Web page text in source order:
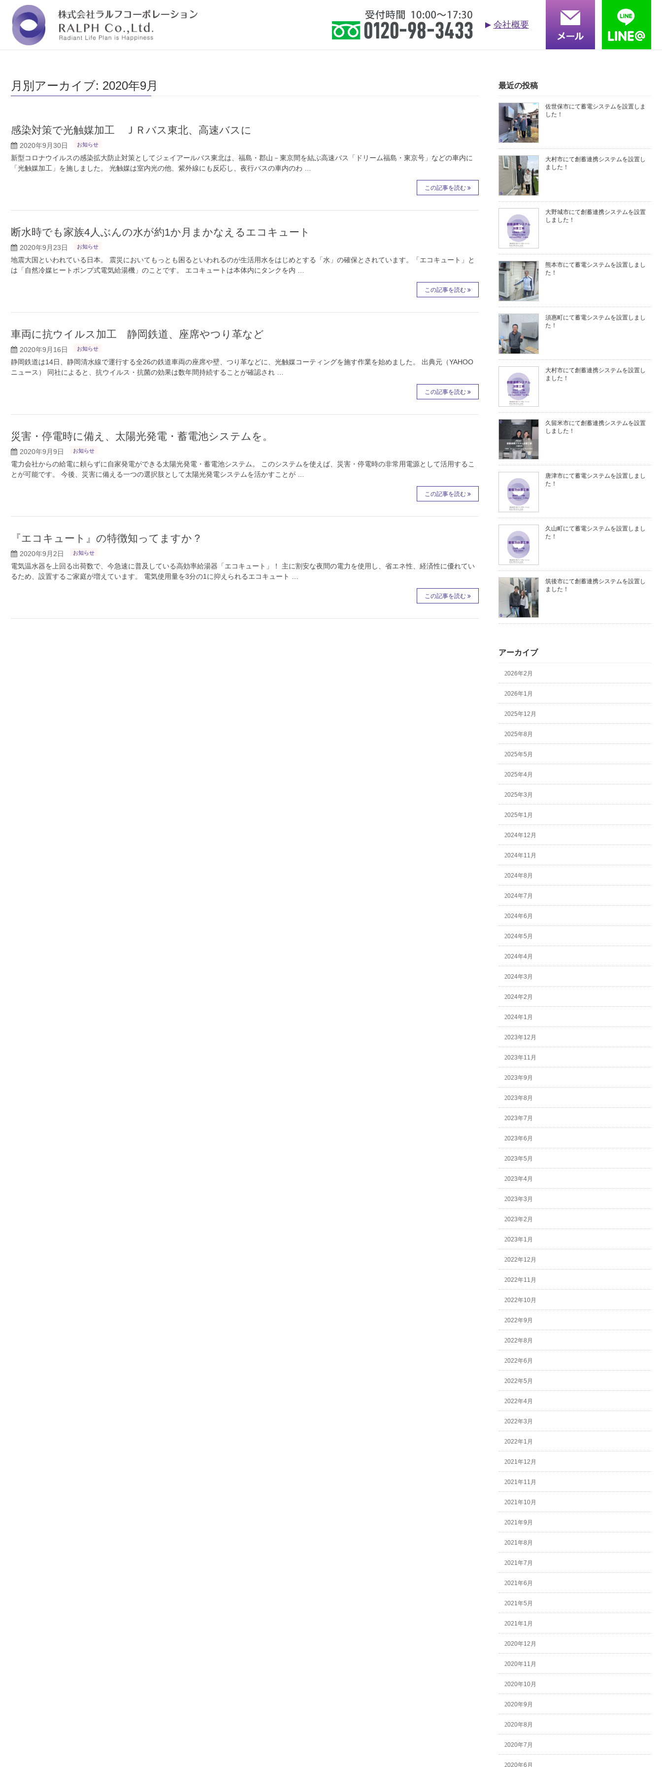
会社概要
月別アーカイブ: 2020年9月
感染対策で光触媒加工 ＪＲバス東北、高速バスに
2020年9月30日 お知らせ
新型コロナウイルスの感染拡大防止対策としてジェイアールバス東北は、福島・郡山－東京間を結ぶ高速バス「ドリーム福島・東京号」などの車内に
「光触媒加工」を施しました。 光触媒は室内光の他、紫外線にも反応し、夜行バスの車内のわ …
この記事を読む
断水時でも家族4人ぶんの水が約1か月まかなえるエコキュート
2020年9月23日 お知らせ
地震大国といわれている日本。 震災においてもっとも困るといわれるのが生活用水をはじめとする「水」の確保とされています。「エコキュート」と
は「自然冷媒ヒートポンプ式電気給湯機」のことです。 エコキュートは本体内にタンクを内 …
この記事を読む
車両に抗ウイルス加工 静岡鉄道、座席やつり革など
2020年9月16日 お知らせ
静岡鉄道は14日、静岡清水線で運行する全26の鉄道車両の座席や壁、つり革などに、光触媒コーティングを施す作業を始めました。 出典元（YAHOO
ニュース） 同社によると、抗ウイルス・抗菌の効果は数年間持続することが確認され …
この記事を読む
災害・停電時に備え、太陽光発電・蓄電池システムを。
2020年9月9日 お知らせ
電力会社からの給電に頼らずに自家発電ができる太陽光発電・蓄電池システム。 このシステムを使えば、災害・停電時の非常用電源として活用するこ
とが可能です。 今後、災害に備える一つの選択肢として太陽光発電システムを活かすことが …
この記事を読む
『エコキュート』の特徴知ってますか？
2020年9月2日 お知らせ
電気温水器を上回る出荷数で、今急速に普及している高効率給湯器「エコキュート」！ 主に割安な夜間の電力を使用し、省エネ性、経済性に優れてい
るため、設置するご家庭が増えています。 電気使用量を3分の1に抑えられるエコキュート …
この記事を読む
最近の投稿
佐世保市にて蓄電システムを設置しま
した！
大村市にて創蓄連携システムを設置し
ました！
大野城市にて創蓄連携システムを設置
しました！
熊本市にて蓄電システムを設置しまし
た！
須惠町にて蓄電システムを設置しまし
た！
大村市にて創蓄連携システムを設置し
ました！
久留米市にて創蓄連携システムを設置
しました！
唐津市にて蓄電システムを設置しまし
た！
久山町にて蓄電システムを設置しまし
た！
筑後市にて創蓄連携システムを設置し
ました！
アーカイブ
2026年2月
2026年1月
2025年12月
2025年8月
2025年5月
2025年4月
2025年3月
2025年1月
2024年12月
2024年11月
2024年8月
2024年7月
2024年6月
2024年5月
2024年4月
2024年3月
2024年2月
2024年1月
2023年12月
2023年11月
2023年9月
2023年8月
2023年7月
2023年6月
2023年5月
2023年4月
2023年3月
2023年2月
2023年1月
2022年12月
2022年11月
2022年10月
2022年9月
2022年8月
2022年6月
2022年5月
2022年4月
2022年3月
2022年1月
2021年12月
2021年11月
2021年10月
2021年9月
2021年8月
2021年7月
2021年6月
2021年5月
2021年1月
2020年12月
2020年11月
2020年10月
2020年9月
2020年8月
2020年7月
2020年6月